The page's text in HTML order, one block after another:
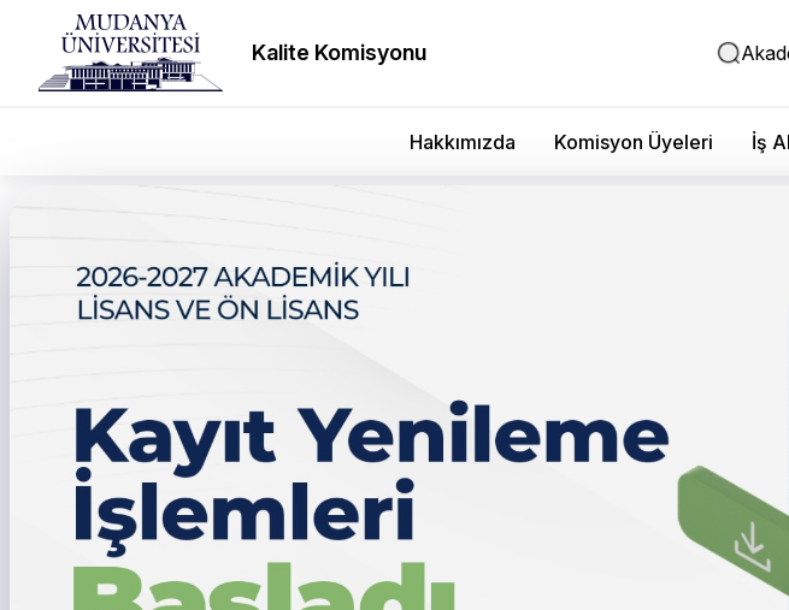
Kalite Komisyonu
Hakkımızda Komisyon Üyeleri İş
Mudanya